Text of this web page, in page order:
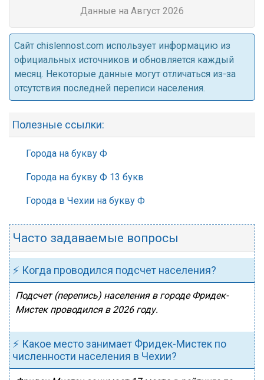
Данные на Август 2026
Cайт chislennost.com использует информацию из
официальных источников и обновляется каждый
месяц. Некоторые данные могут отличаться из-за
отсутствия последней переписи населения.
Полезные ссылки:
Города на букву Ф
Города на букву Ф 13 букв
Города в Чехии на букву Ф
Часто задаваемые вопросы
⚡ Когда проводился подсчет населения?
Подсчет (перепись) населения в городе Фридек-
Мистек проводился в 2026 году.
⚡ Какое место занимает Фридек-Мистек по
численности населения в Чехии?